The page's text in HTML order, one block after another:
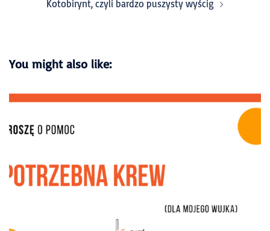
Kotobirynt, czyli bardzo puszysty wyścig
You might also like: